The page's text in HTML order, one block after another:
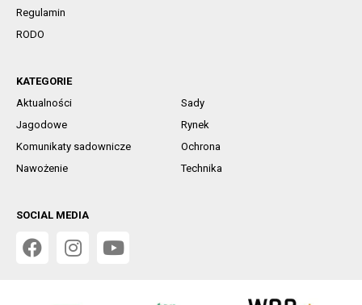
Regulamin
RODO
KATEGORIE
Aktualności
Sady
Jagodowe
Rynek
Komunikaty sadownicze
Ochrona
Nawożenie
Technika
SOCIAL MEDIA